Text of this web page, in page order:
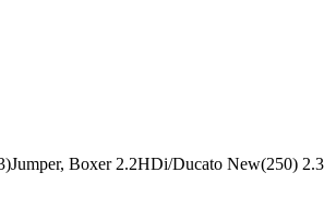
Boxer 2.2HDi/Ducato New(250)